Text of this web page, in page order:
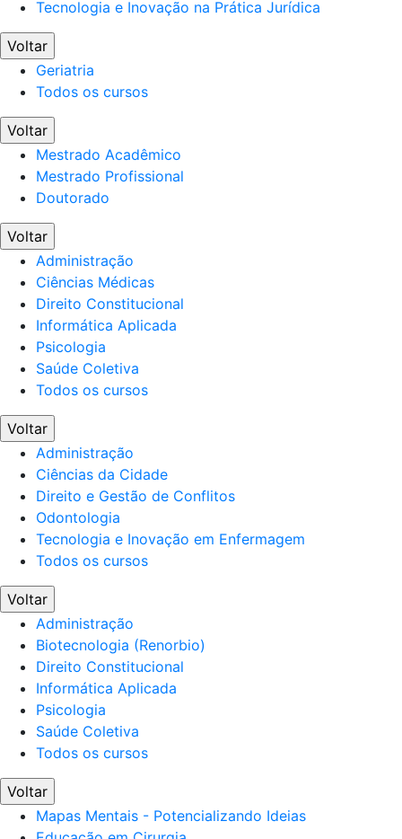
Tecnologia e Inovação na Prática Jurídica
Voltar
Geriatria
Todos os cursos
Voltar
Mestrado Acadêmico
Mestrado Profissional
Doutorado
Voltar
Administração
Ciências Médicas
Direito Constitucional
Informática Aplicada
Psicologia
Saúde Coletiva
Todos os cursos
Voltar
Administração
Ciências da Cidade
Direito e Gestão de Conflitos
Odontologia
Tecnologia e Inovação em Enfermagem
Todos os cursos
Voltar
Administração
Biotecnologia (Renorbio)
Direito Constitucional
Informática Aplicada
Psicologia
Saúde Coletiva
Todos os cursos
Voltar
Mapas Mentais - Potencializando Ideias